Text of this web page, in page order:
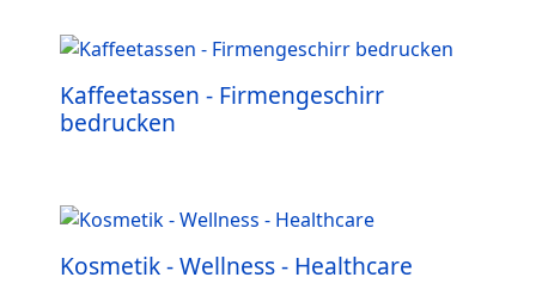
Kaffeetassen - Firmengeschirr
bedrucken
Kosmetik - Wellness - Healthcare